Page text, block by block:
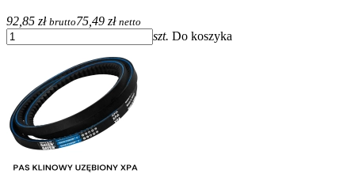
92,85 zł brutto75,49 zł netto
szt. Do koszyka